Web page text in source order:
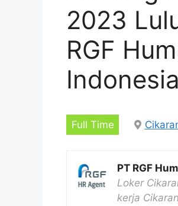
2023
RGF
Full Time
PT RGF
Loker
kerja